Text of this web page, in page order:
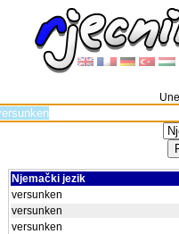
Njemački jezik
versunken
versunken
versunken